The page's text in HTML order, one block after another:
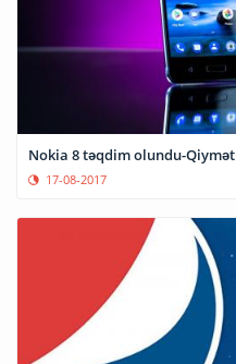
Nokia 8 təqdim olundu-Qiymət
17-08-2017